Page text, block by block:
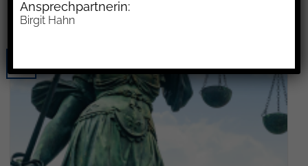
Apr.
Ansprechpartnerin:
Birgit Hahn